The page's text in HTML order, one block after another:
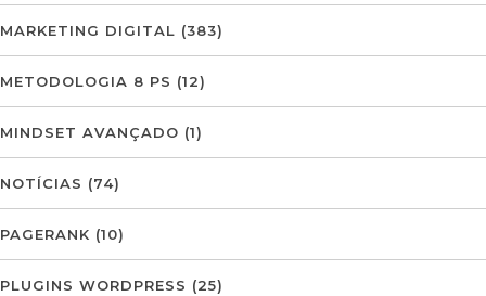
MARKETING DIGITAL (383)
METODOLOGIA 8 PS (12)
MINDSET AVANÇADO (1)
NOTÍCIAS (74)
PAGERANK (10)
PLUGINS WORDPRESS (25)